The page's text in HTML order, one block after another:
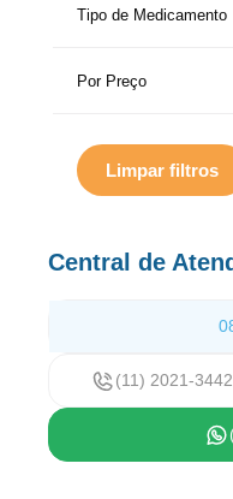
Tipo de Medicamento
Por Preço
Limpar filtros
Central de
(11) 2021-3442